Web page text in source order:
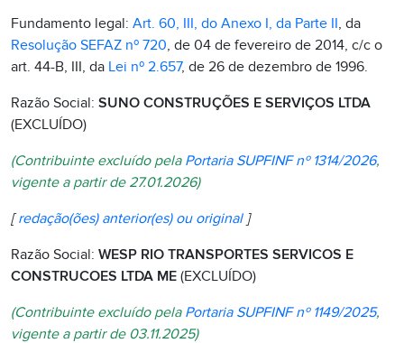
Fundamento legal: Art. 60, III, do Anexo I, da Parte II, da
Resolução SEFAZ nº 720, de 04 de fevereiro de 2014, c/c o
art. 44-B, III, da Lei nº 2.657, de 26 de dezembro de 1996.
Razão Social: SUNO CONSTRUÇÕES E SERVIÇOS LTDA
(EXCLUÍDO)
(Contribuinte excluído pela Portaria SUPFINF nº 1314/2026,
vigente a partir de 27.01.2026)
[redação(ões) anterior(es) ou original ]
Razão Social: WESP RIO TRANSPORTES SERVICOS E
CONSTRUCOES LTDA ME (EXCLUÍDO)
(Contribuinte excluído pela Portaria SUPFINF nº 1149/2025,
vigente a partir de 03.11.2025)